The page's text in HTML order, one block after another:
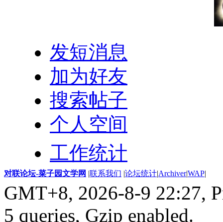
发短消息
加为好友
搜索帖子
个人空间
工作统计
对联论坛-菜子园文学网 |联系我们 |论坛统计|Archiver|WAP|
GMT+8, 2026-8-9 22:27,
5 queries, Gzip enabled.